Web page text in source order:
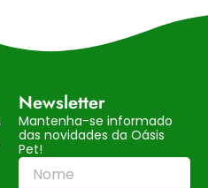
Newsletter
Mantenha-se informado
das novidades da Oásis
Pet!